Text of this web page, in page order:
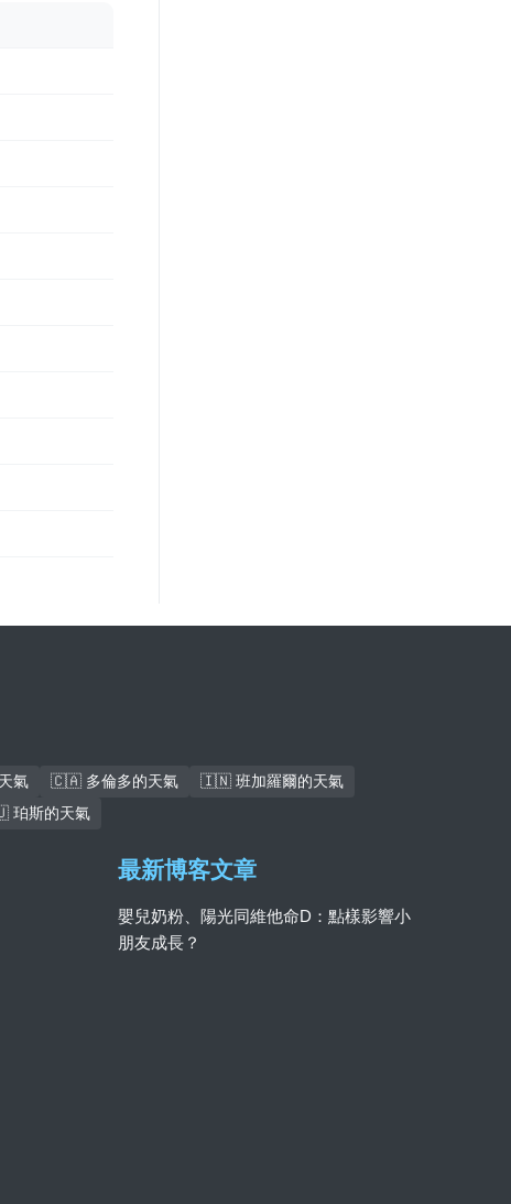
氣 🇨🇦 多倫多的天氣
🇮🇳 班加羅爾的天氣
斯的天氣
最新博客文章
嬰兒奶粉、陽光同維他命D：點樣影響小
朋友成長？